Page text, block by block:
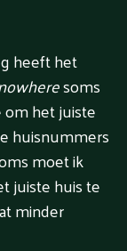
heeft het
soms
om het juiste
huisnummers
moet ik
juiste huis te
minder